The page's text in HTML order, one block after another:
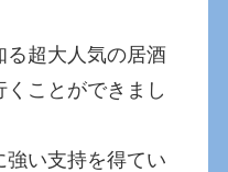
る超大人気の居酒
くことができまし
強い支持を得てい